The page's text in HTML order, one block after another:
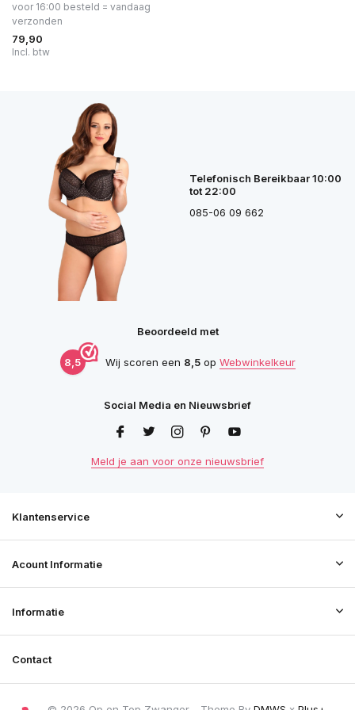
voor 16:00 besteld = vandaag
verzonden
79,90
Incl. btw
Telefonisch Bereikbaar 10:00
tot 22:00
085-06 09 662
Beoordeeld met
8,5 Wij scoren een 8,5op Webwinkelkeur
Social Media en Nieuwsbrief
Meld je aan voor onze nieuwsbrief
Klantenservice
Acount Informatie
Informatie
Contact